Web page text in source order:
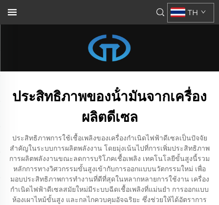
TH
ประสิทธิภาพของน้ํามันจากเครื่อง
ผลิตดีเซล
ประสิทธิภาพการใช้เชื้อเพลิงของเครื่องกำเนิดไฟฟ้าดีเซลเป็นปัจจัย
สำคัญในระบบการผลิตพลังงาน โดยมุ่งเน้นไปที่การเพิ่มประสิทธิภาพ
การผลิตพลังงานขณะลดการบริโภคเชื้อเพลิง เทคโนโลยีขั้นสูงนี้รวม
หลักการทางวิศวกรรมขั้นสูงเข้ากับการออกแบบนวัตกรรมใหม่ เพื่อ
มอบประสิทธิภาพการทำงานที่ดีที่สุดในหลากหลายการใช้งาน เครื่อง
กำเนิดไฟฟ้าดีเซลสมัยใหม่มีระบบฉีดเชื้อเพลิงที่แม่นยำ การออกแบบ
ห้องเผาไหม้ขั้นสูง และกลไกควบคุมอัจฉริยะ ซึ่งช่วยให้ได้อัตราการ